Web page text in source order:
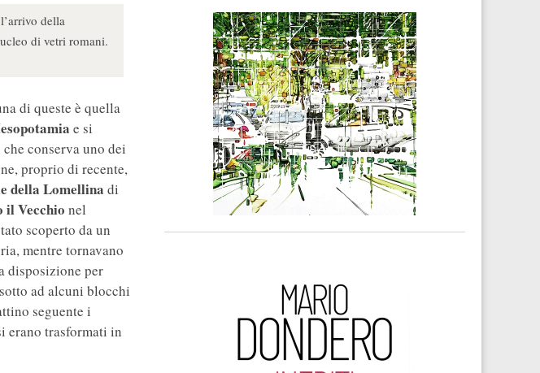
della
di vetri romani.
di queste è quella
e si
conserva uno dei
proprio di recente,
della Lomellina di
il Vecchio nel
scoperto da un
mentre tornavano
disposizione per
ad alcuni blocchi
seguente i
erano trasformati in